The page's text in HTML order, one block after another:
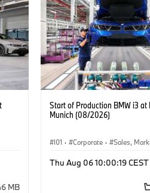
MB
Start of Production BMW i3 at
Munich (08/2026)
I01 · Corporate · Sales,
Thu Aug 06 10:00:19